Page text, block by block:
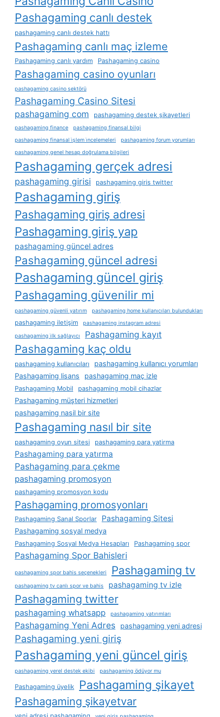
Pashagaming canlı destek
pashagaming canlı destek hattı
Pashagaming canlı maç izleme
Pashagaming canlı yardım Pashagaming casino
Pashagaming casino oyunları
pashagaming casino sektörü
Pashagaming Casino Sitesi
pashagaming com pashagaming destek şikayetleri
pashagaming finance
pashagaming finansal bilgi
pashagaming finansal i̇şlem i̇ncelemeleri
pashagaming forum yorumları
pashagaming genel hesap doğrulama bilgileri
Pashagaming gerçek adresi
pashagaming girisi pashagaming giris twitter
Pashagaming giriş
Pashagaming giriş adresi
Pashagaming giriş yap
pashagaming güncel adres
Pashagaming güncel adresi
Pashagaming güncel giriş
Pashagaming güvenilir mi
pashagaming güvenli yatırım pashagaming home kullanıcıları bulundukları
pashagaming iletişim
pashagaming instagram adresi
pashagaming i̇lk sağlayıcı
Pashagaming kayıt
Pashagaming kaç oldu
pashagaming kullanıcıları
pashagaming kullanıcı yorumları
Pashagaming lisans
pashagaming maç izle
Pashagaming Mobil pashagaming mobil cihazlar
Pashagaming müşteri hizmetleri
pashagaming nasil bir site
Pashagaming nasıl bir site
pashagaming oyun sitesi pashagaming para yatirma
Pashagaming para yatırma
Pashagaming para çekme
pashagaming promosyon
pashagaming promosyon kodu
Pashagaming promosyonları
Pashagaming Sanal Sporlar Pashagaming Sitesi
Pashagaming sosyal medya
Pashagaming Sosyal Medya Hesapları Pashagaming spor
Pashagaming Spor Bahisleri
pashagaming spor bahis seçenekleri Pashagaming tv
pashagaming tv canlı spor ve bahis pashagaming tv izle
Pashagaming twitter
pashagaming whatsapp pashagaming yatırımları
Pashagaming Yeni Adres pashagaming yeni adresi
Pashagaming yeni giriş
Pashagaming yeni güncel giriş
pashagaming yerel destek ekibi pashagaming ödüyor mu
Pashagaming üyelik Pashagaming şikayet
Pashagaming şikayetvar